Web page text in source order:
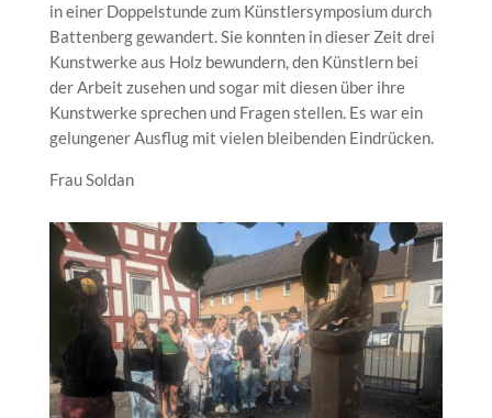
in einer Doppelstunde zum Künstlersymposium durch
Battenberg gewandert. Sie konnten in dieser Zeit drei
Kunstwerke aus Holz bewundern, den Künstlern bei
der Arbeit zusehen und sogar mit diesen über ihre
Kunstwerke sprechen und Fragen stellen. Es war ein
gelungener Ausflug mit vielen bleibenden Eindrücken.
Frau Soldan